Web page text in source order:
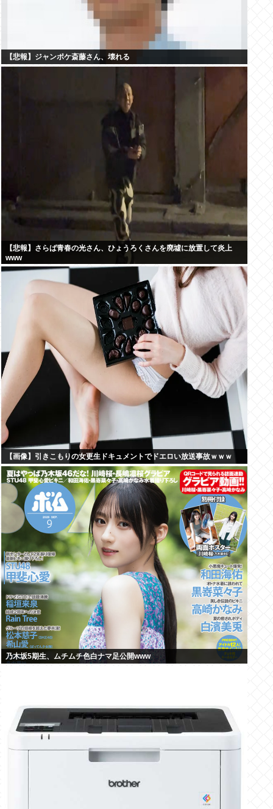
【悲報】ジャンポケ斎藤さん、壊れる
【悲報】さらば青春の光さん、ひょうろくさんを廃墟に放置して炎上
www
【画像】引きこもりの女更生ドキュメントでドエロい放送事故ｗｗｗ
乃木坂5期生、ムチムチ色白ナマ足公開www